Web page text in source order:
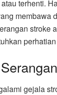
terhenti.
membawa
stroke
gejala